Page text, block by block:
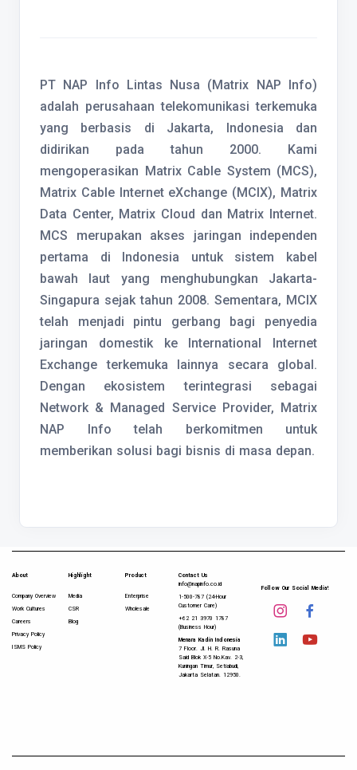
PT NAP Info Lintas Nusa (Matrix NAP Info)
adalah perusahaan telekomunikasi terkemuka
yang berbasis di Jakarta, Indonesia dan
didirikan pada tahun 2000. Kami
mengoperasikan Matrix Cable System (MCS),
Matrix Cable Internet eXchange (MCIX), Matrix
Data Center, Matrix Cloud dan Matrix Internet.
MCS merupakan akses jaringan independen
pertama di Indonesia untuk sistem kabel
bawah laut yang menghubungkan Jakarta-
Singapura sejak tahun 2008. Sementara, MCIX
telah menjadi pintu gerbang bagi penyedia
jaringan domestik ke International Internet
Exchange terkemuka lainnya secara global.
Dengan ekosistem terintegrasi sebagai
Network & Managed Service Provider, Matrix
NAP Info telah berkomitmen untuk
memberikan solusi bagi bisnis di masa depan.
About
Company Overview
Work Cultures
Careers
Privacy Policy
ISMS Policy
Highlight
Media
CSR
Blog
Product
Enterprise
Wholesale
Contact Us
info@napinfo.co.id
1-500-787 (24-Hour
Customer Care)
+62 21 3970 1787
(Business Hour)
Menara Kadin Indonesia
7 Floor. Jl. H. R. Rasuna
Said Blok X-5 No.Kav. 2-3,
Kuningan Timur, Setiabudi,
Jakarta Selatan. 12950.
Follow Our Social Media!